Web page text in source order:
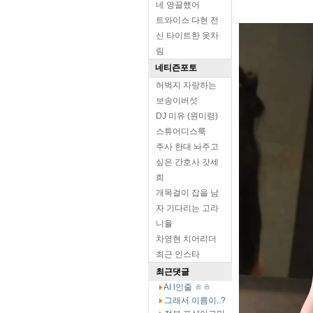
네 영끌했어
트와이스 다현 전
신 타이트한 옷차
림
네티즌포토
허벅지 자랑하는
보송이버섯
DJ 미유 (원미령)
스튜어디스룩
주사 한대 놔주고
싶은 간호사 갓세
희
개목걸이 잡을 남
자 기다리는 고라
니율
차영현 치어리더
최근 인스타
최근댓글
AI l인줄 ㅎㅎ
그래서 이름이..?